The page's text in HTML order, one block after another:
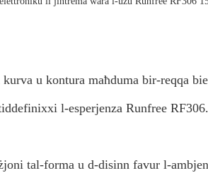
u kontura maħduma bir-reqqa
l-esperjenza Runfree RF306.
tal-forma u d-disinn favur l-